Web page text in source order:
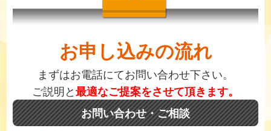
お申し込みの流れ
まずはお電話にてお問い合わせ下さい。
ご説明と最適なご提案をさせて頂きます。
お問い合わせ・ご相談